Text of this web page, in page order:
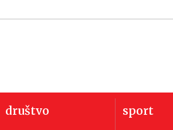
društvo sport